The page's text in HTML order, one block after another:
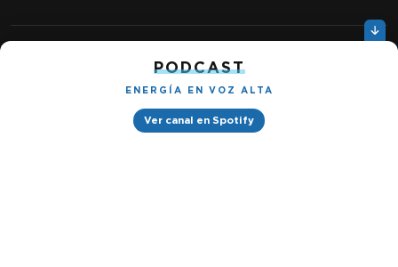
PODCAST
ENERGÍA EN VOZ ALTA
Ver canal en Spotify
Política de privacidad
Petróleo & Energía © 2026